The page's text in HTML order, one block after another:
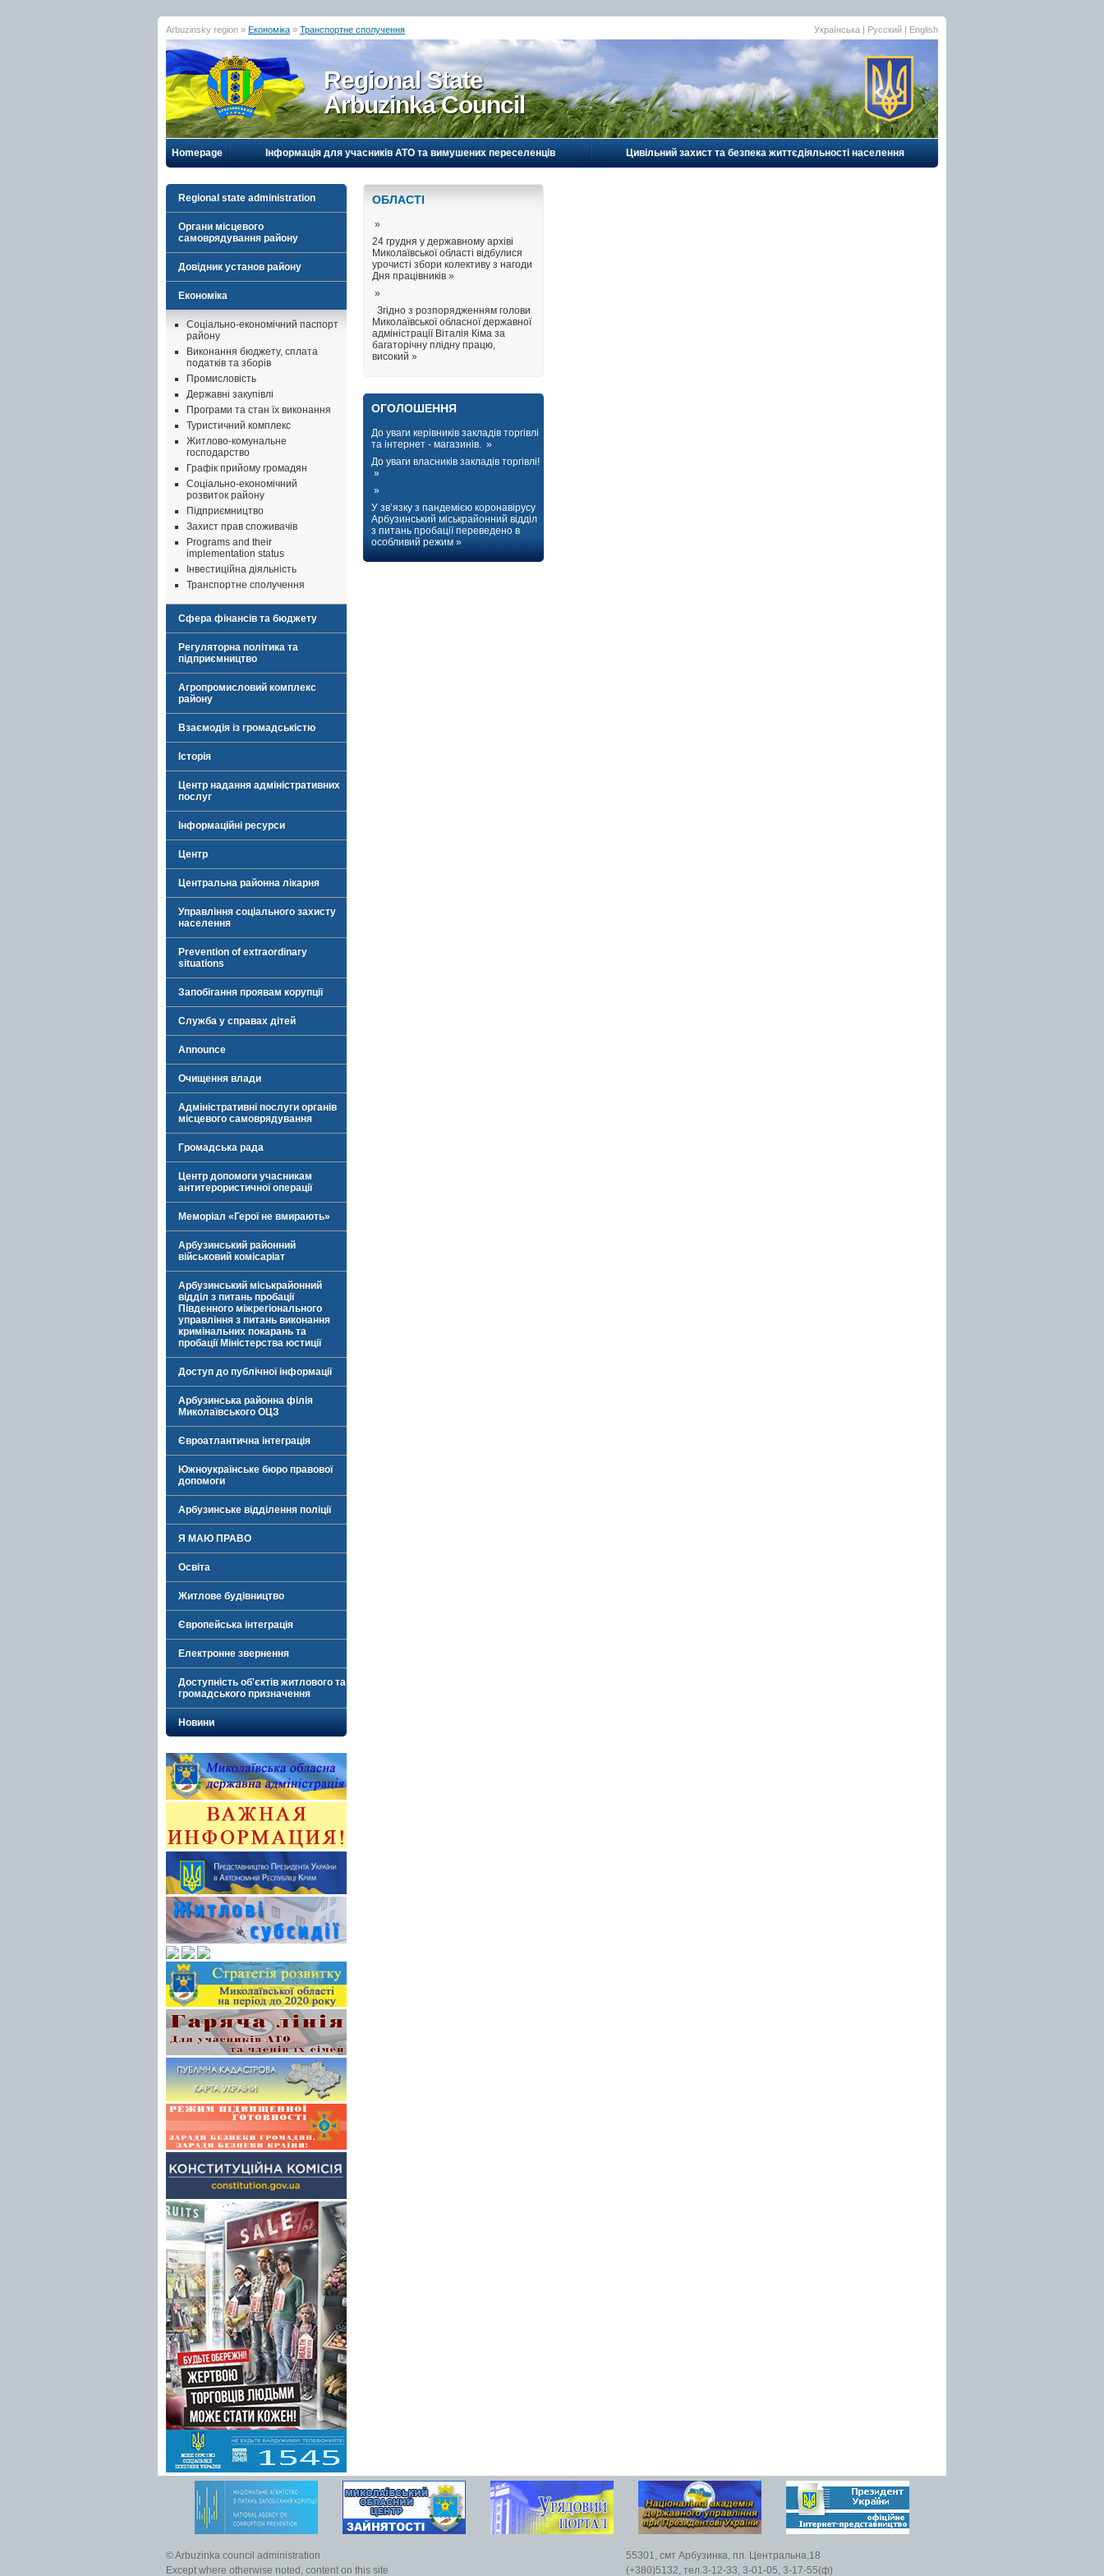
Arbuzinsky region » Економіка » Транспортне сполучення Українська | Русский | English
Regional State
Arbuzinka Council
Homepage Інформація для учасників АТО та вимушених переселенців Цивільний захист та безпека життєдіяльності населення
Regional state administration
Органи місцевого
самоврядування району
Довідник установ району
Економіка
Соціально-економічний паспорт
району
Виконання бюджету, сплата
податків та зборів
Промисловість
Державні закупівлі
Програми та стан їх виконання
Туристичний комплекс
Житлово-комунальне
господарство
Графік прийому громадян
Соціально-економічний
розвиток району
Підприємництво
Захист прав споживачів
Programs and their
implementation status
Інвестиційна діяльність
Транспортне сполучення
Сфера фінансів та бюджету
Регуляторна політика та
підприємництво
Агропромисловий комплекс
району
Взаємодія із громадськістю
Історія
Центр надання адміністративних
послуг
Інформаційні ресурси
Центр
Центральна районна лікарня
Управління соціального захисту
населення
Prevention of extraordinary
situations
Запобігання проявам корупції
Служба у справах дітей
Announce
Очищення влади
Адміністративні послуги органів
місцевого самоврядування
Громадська рада
Центр допомоги учасникам
антитерористичної операції
Меморіал «Герої не вмирають»
Арбузинський районний
військовий комісаріат
Арбузинський міськрайонний
відділ з питань пробації
Південного міжрегіонального
управління з питань виконання
кримінальних покарань та
пробації Міністерства юстиції
Доступ до публічної інформації
Арбузинська районна філія
Миколаївського ОЦЗ
Євроатлантична інтеграція
Южноукраїнське бюро правової
допомоги
Арбузинське відділення поліції
Я МАЮ ПРАВО
Освіта
Житлове будівництво
Європейська інтеграція
Електронне звернення
Доступність об'єктів житлового та
громадського призначення
Новини
ОБЛАСТI
»
24 грудня у державному архіві
Миколаївської області відбулися
урочисті збори колективу з нагоди
Дня працівників »
»
Згідно з розпорядженням голови
Миколаївської обласної державної
адміністрації Віталія Кіма за
багаторічну плідну працю,
високий »
ОГОЛОШЕННЯ
До уваги керівників закладів торгівлі
та інтернет - магазинів. »
До уваги власників закладів торгівлі!
»
»
У зв’язку з пандемією коронавірусу
Арбузинський міськрайонний відділ
з питань пробації переведено в
особливий режим »
© Arbuzinka council administration
Except where otherwise noted, content on this site
55301, смт Арбузинка, пл. Центральна,18
(+380)5132, тел.3-12-33, 3-01-05, 3-17-55(ф)